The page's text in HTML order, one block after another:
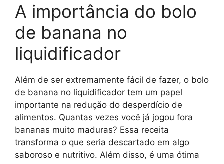
A importância do bolo
de banana no
liquidificador
Além de ser extremamente fácil de fazer, o bolo
de banana no liquidificador tem um papel
importante na redução do desperdício de
alimentos. Quantas vezes você já jogou fora
bananas muito maduras? Essa receita
transforma o que seria descartado em algo
saboroso e nutritivo. Além disso, é uma ótima